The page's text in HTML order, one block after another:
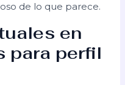
de lo que parece.
en
para perfil